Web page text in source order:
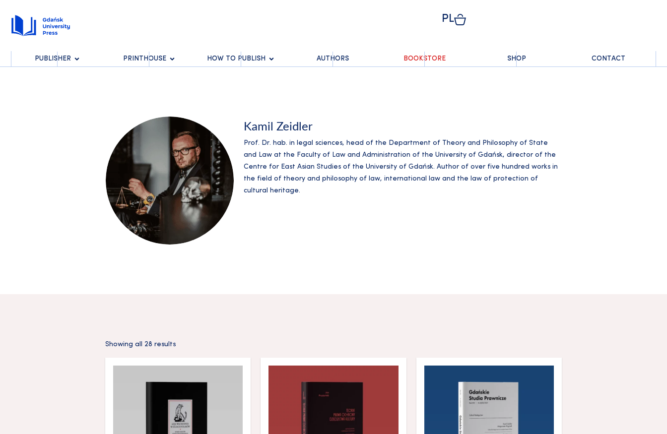
PL
PUBLISHER PRINTHOUSE HOW TO PUBLISH AUTHORS BOOKSTORE SHOP CONTACT
Kamil Zeidler
Prof. Dr. hab. in legal sciences, head of the Department of Theory and Philosophy of State
and Law at the Faculty of Law and Administration of the University of Gdańsk, director of the
Centre for East Asian Studies of the University of Gdańsk. Author of over five hundred works in
the field of theory and philosophy of law, international law and the law of protection of
cultural heritage.
Showing all 28 results